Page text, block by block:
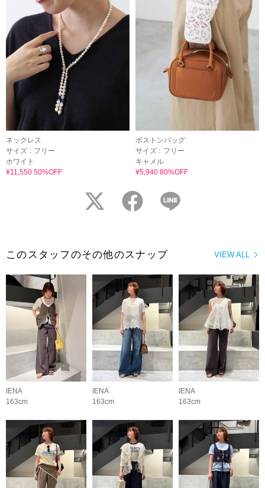
ネックレス
サイズ : フリー
ホワイト
¥11,550 50%OFF
ボストンバッグ
サイズ : フリー
キャメル
¥5,940 80%OFF
twitter facebook
VIEW ALL
このスタッフのその他のスナップ
IENA
163cm
IENA
163cm
IENA
163cm